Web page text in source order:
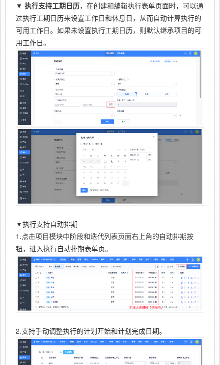
▼ 执行支持工期日历，在创建和编辑执行表单页面时，可以通
过执行工期日历来设置工作日和休息日，从而自动计算执行的
可用工作日。如果未设置执行工期日历，则默认继承项目的可
用工作日。
▼执行支持自动排期
1.点击项目模块中阶段和迭代列表页面右上角的自动排期按
钮，进入执行自动排期表单页。
2.支持手动调整执行的计划开始和计划完成日期。